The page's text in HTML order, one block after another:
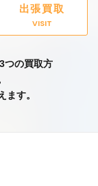
出張買取
VISIT
つの買取方
ます。